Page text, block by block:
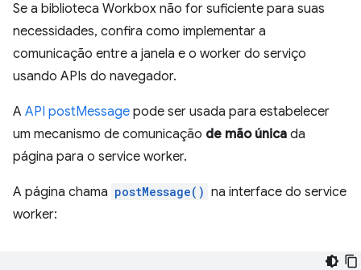
Se a biblioteca Workbox não for suficiente para suas
necessidades, confira como implementar a
comunicação entre a janela e o worker do serviço
usando APIs do navegador.
A API postMessage pode ser usada para estabelecer
um mecanismo de comunicação de mão única da
página para o service worker.
A página chama postMessage() na interface do service
worker: